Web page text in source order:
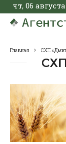
чт, 06
Главная СХП